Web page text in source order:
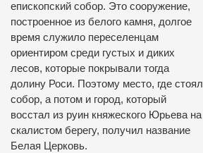
епископский собор. Это сооружение,
построенное из белого камня, долгое
время служило переселенцам
ориентиром среди густых и диких
лесов, которые покрывали тогда
долину Роси. Поэтому место, где стоял
собор, а потом и город, который
восстал из руин княжеского Юрьева на
скалистом берегу, получил название
Белая Церковь.